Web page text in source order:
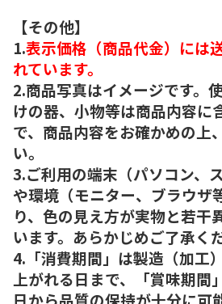
【その他】
1.表示価格（商品代金）には
れています。
2.商品写真はイメージです。
けの器、小物等は商品内容に
で、商品内容をお確かめの上
い。
3.ご利用の端末（パソコン、
や環境（モニター、ブラウザ
り、色の見え方が実物と若干
います。あらかじめご了承く
4.「消費期間」は製造（加工
上がれる日まで、「賞味期間